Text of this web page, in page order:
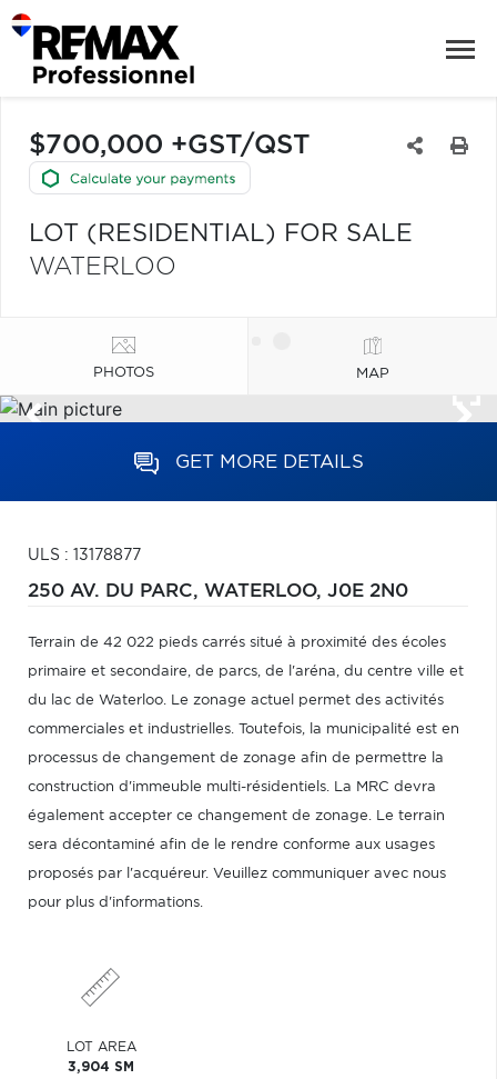
$700,000 +GST/QST
LOT (RESIDENTIAL) FOR SALE
WATERLOO
PHOTOS MAP
GET MORE DETAILS
ULS : 13178877
250 AV. DU PARC, WATERLOO, J0E 2N0
Terrain de 42 022 pieds carrés situé à proximité des écoles
primaire et secondaire, de parcs, de l'aréna, du centre ville et
du lac de Waterloo. Le zonage actuel permet des activités
commerciales et industrielles. Toutefois, la municipalité est en
processus de changement de zonage afin de permettre la
construction d'immeuble multi-résidentiels. La MRC devra
également accepter ce changement de zonage. Le terrain
sera décontaminé afin de le rendre conforme aux usages
proposés par l'acquéreur. Veuillez communiquer avec nous
pour plus d'informations.
LOT AREA
3,904 SM